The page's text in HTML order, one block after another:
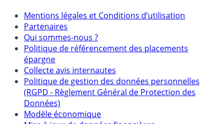
Mentions légales et Conditions d’utilisation
Partenaires
Qui sommes-nous ?
Politique de référencement des placements
épargne
Collecte avis internautes
Politique de gestion des données personnelles
(RGPD - Règlement Général de Protection des
Données)
Modèle économique